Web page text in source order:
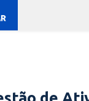
de